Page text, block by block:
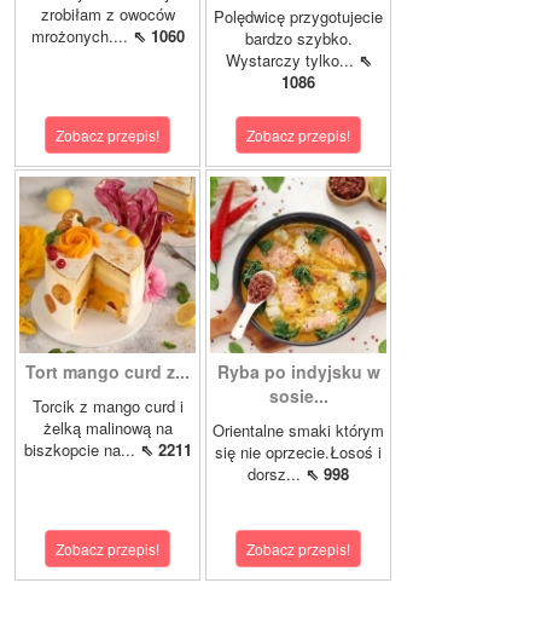
zrobiłam z owoców
mrożonych.... ⇖ 1060
Zobacz przepis!
Polędwicę przygotujecie
bardzo szybko.
Wystarczy tylko... ⇖
1086
Zobacz przepis!
Tort mango curd z...
Torcik z mango curd i
żelką malinową na
biszkopcie na... ⇖ 2211
Zobacz przepis!
Ryba po indyjsku w
sosie...
Orientalne smaki którym
się nie oprzecie.Łosoś i
dorsz... ⇖ 998
Zobacz przepis!